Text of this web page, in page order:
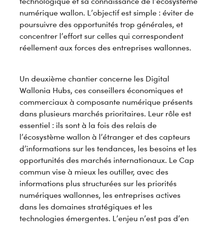
numérique wallon. L’objectif est simple : éviter de
poursuivre des opportunités trop générales, et
concentrer l’effort sur celles qui correspondent
réellement aux forces des entreprises wallonnes.
Un deuxième chantier concerne les Digital
Wallonia Hubs, ces conseillers économiques et
commerciaux à composante numérique présents
dans plusieurs marchés prioritaires. Leur rôle est
essentiel : ils sont à la fois des relais de
l’écosystème wallon à l’étranger et des capteurs
d’informations sur les tendances, les besoins et les
opportunités des marchés internationaux. Le Cap
commun vise à mieux les outiller, avec des
informations plus structurées sur les priorités
numériques wallonnes, les entreprises actives
dans les domaines stratégiques et les
technologies émergentes. L’enjeu n’est pas d’en